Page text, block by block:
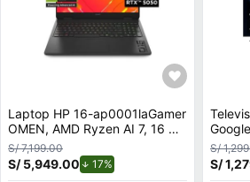
Laptop HP 16-ap0001laGamer
OMEN, AMD Ryzen AI 7, 16 GB
RAM, NVIDIA GeForce RTX
5050, 1 TB SSD, 16"" 2K 144
Hz, Windows 11 Home
S/ 7,199.00
S/ 5,949.00 17%
S/
S/